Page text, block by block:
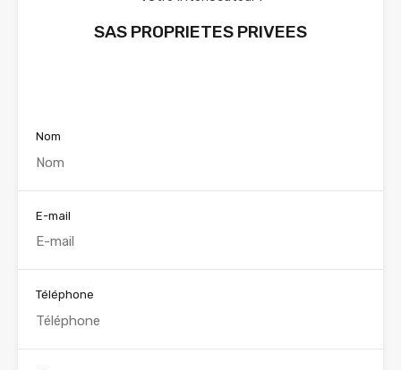
SAS PROPRIETES PRIVEES
Nom
E-mail
Téléphone